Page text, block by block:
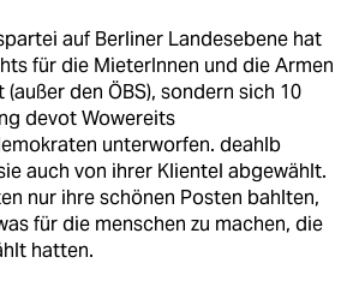
auf Berliner Landesebene hat
für die MieterInnen und die Armen
den ÖBS), sondern sich 10
devot Wowereits
unterworfen. deahlb
auch von ihrer Klientel abgewählt.
nur ihre schönen Posten bahlten,
für die menschen zu machen, die
hatten.